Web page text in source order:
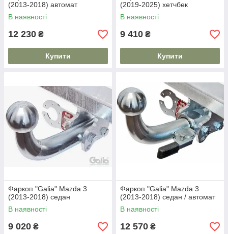
(2013-2018) автомат
В наявності
12 230 ₴
Купити
(2019-2025) хетчбек
В наявності
9 410 ₴
Купити
Фаркоп "Galia" Mazda 3
(2013-2018) седан
В наявності
9 020 ₴
Фаркоп "Galia" Mazda 3
(2013-2018) седан / автомат
В наявності
12 570 ₴